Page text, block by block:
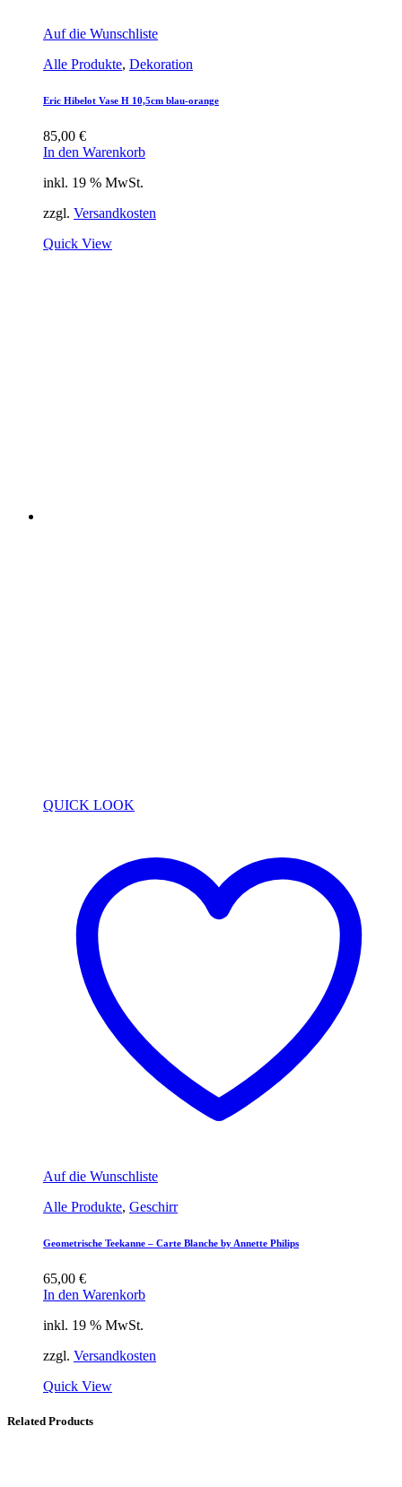
Auf die Wunschliste
Alle Produkte, Dekoration
Eric Hibelot Vase H 10,5cm blau-orange
85,00 €
In den Warenkorb
inkl. 19 % MwSt.
zzgl. Versandkosten
Quick View
QUICK LOOK
Auf die Wunschliste
Alle Produkte, Geschirr
Geometrische Teekanne – Carte Blanche by Annette Philips
65,00 €
In den Warenkorb
inkl. 19 % MwSt.
zzgl. Versandkosten
Quick View
Related Products